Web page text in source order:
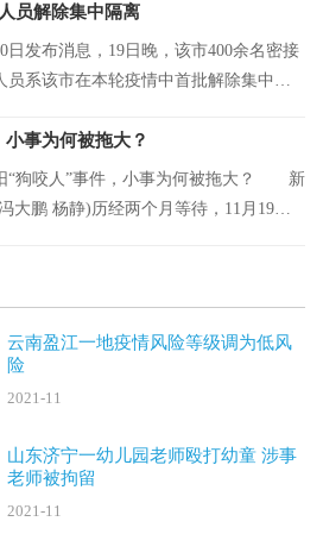
员解除集中隔离
发布消息，19日晚，该市400余名密接
员系该市在本轮疫情中首批解除集中隔
事为何被拖大？
狗咬人”事件，小事为何被拖大？ 新
大鹏 杨静)历经两个月等待，11月19日
云南盈江一地疫情风险等级调为低风
险
2021-11
山东济宁一幼儿园老师殴打幼童 涉事
老师被拘留
2021-11